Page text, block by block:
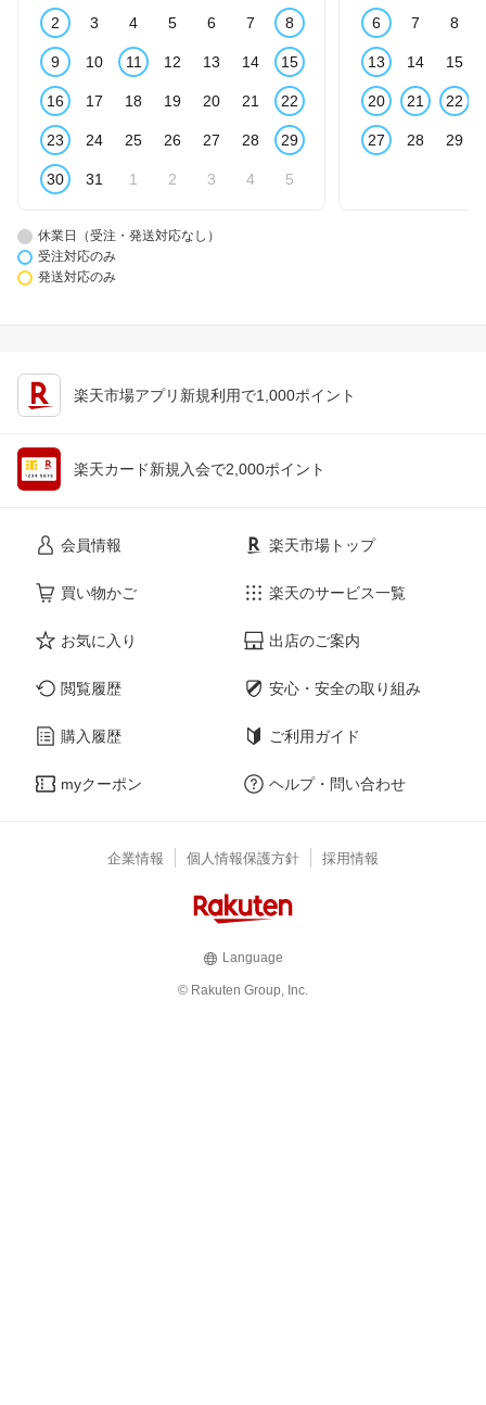
2 3 4 5 6 7 8
9 10 11 12 13 14 15
16 17 18 19 20 21 22
23 24 25 26 27 28 29
30 31 1 2 3 4 5
6 7 8
13 14 15
20 21 22
27 28 29
休業日（受注・発送対応なし）
受注対応のみ
発送対応のみ
楽天市場アプリ新規利用で1,000ポイント
楽天カード新規入会で2,000ポイント
会員情報
買い物かご
お気に入り
閲覧履歴
購入履歴
myクーポン
楽天市場トップ
楽天のサービス一覧
出店のご案内
安心・安全の取り組み
ご利用ガイド
ヘルプ・問い合わせ
企業情報 個人情報保護方針 採用情報
Language
© Rakuten Group, Inc.